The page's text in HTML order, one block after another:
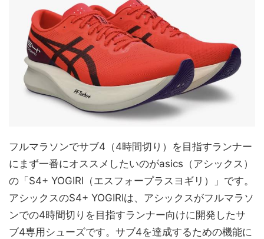
フルマラソンでサブ4（4時間切り）を目指すランナー
にまず一番にオススメしたいのがasics（アシックス）
の「S4+ YOGIRI（エスフォープラスヨギリ）」です。
アシックスのS4+ YOGIRIは、アシックスがフルマラソ
ンでの4時間切りを目指すランナー向けに開発したサ
ブ4専用シューズです。サブ4を達成するための機能に